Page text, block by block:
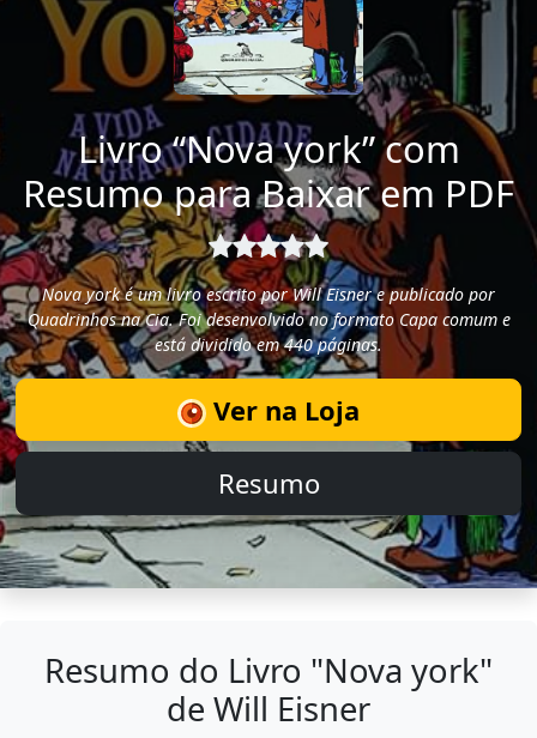
Livro “Nova york” com
Resumo para Baixar em PDF
Nova york é um livro escrito por Will Eisner e publicado por
Quadrinhos na Cia. Foi desenvolvido no formato Capa comum e
está dividido em 440 páginas.
Ver na Loja
Resumo
Resumo do Livro "Nova york"
de Will Eisner